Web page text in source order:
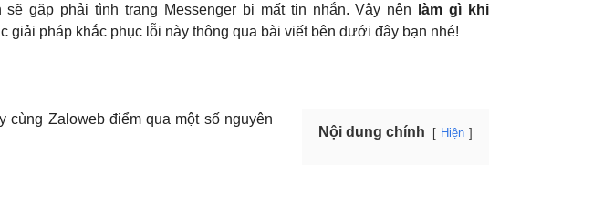
gặp phải tình trạng Messenger bị mất tin nhắn. Vậy nên
làm gì khi
giải pháp khắc phục lỗi này thông qua bài viết bên dưới đây bạn nhé!
Nội dung chính Hiện
Zaloweb điểm qua một số nguyên